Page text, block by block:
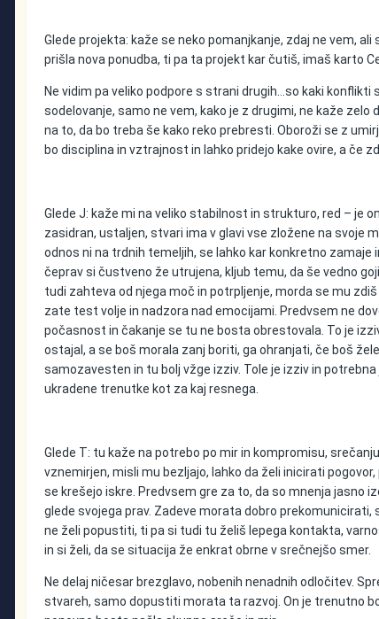
Glede projekta: kaže se neko pomanjkanje, zdaj ne vem,
prišla nova ponudba, ti pa ta projekt kar čutiš, imaš karto
Ne vidim pa veliko podpore s strani drugih…so kaki
sodelovanje, samo ne vem, kako je z drugimi, ne kaže
na to, da bo treba še kako reko prebresti. Oboroži se z
bo disciplina in vztrajnost in lahko pridejo kake ovire, a če
Glede J: kaže mi na veliko stabilnost in strukturo, red – je
zasidran, ustaljen, stvari ima v glavi vse zložene na svoje
odnos ni na trdnih temeljih, se lahko kar konkretno
čeprav si čustveno že utrujena, kljub temu, da še vedno
tudi zahteva od njega moč in potrpljenje, morda se mu
zate test volje in nadzora nad emocijami. Predvsem ne
počasnost in čakanje se tu ne bosta obrestovala. To je
ostajal, a se boš morala zanj boriti, ga ohranjati, če boš
samozavesten in tu bolj vžge izziv. Tole je izziv in
ukradene trenutke kot za kaj resnega.
Glede T: tu kaže na potrebo po mir in kompromisu,
vznemirjen, misli mu bezljajo, lahko da želi inicirati
se krešejo iskre. Predvsem gre za to, da so mnenja jasno
glede svojega prav. Zadeve morata dobro
ne želi popustiti, ti pa si tudi tu želiš lepega kontakta,
in si želi, da se situacija že enkrat obrne v srečnejšo smer.
Ne delaj ničesar brezglavo, nobenih nenadnih odločitev.
stvareh, samo dopustiti morata ta razvoj. On je trenutno